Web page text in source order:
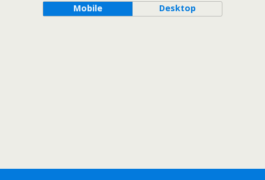
Mobile Desktop